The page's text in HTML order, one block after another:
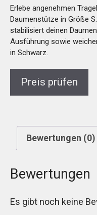
Erlebe angenehmen
Daumenstütze in Größe
stabilisiert deinen
Ausführung sowie
in Schwarz.
Preis prüfen
Bewertungen (0)
Bewertungen
Es gibt noch keine